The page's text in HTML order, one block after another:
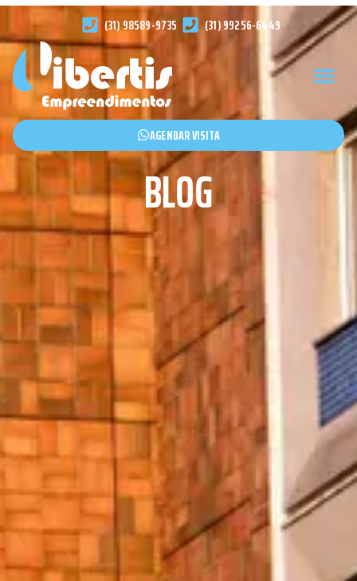
(31) 98589-9735 (31) 99256-6449
AGENDAR VISITA
BLOG